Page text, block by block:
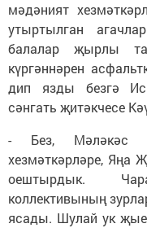
мәдәният
утыртылган
балалар җырлы
күргәннәрен
дип язды безгә
сәнгать җитәкчесе
- Без, Мәләкәс
хезмәткәрләре, Яңа
оештырдык.
коллективының
ясады. Шулай ук